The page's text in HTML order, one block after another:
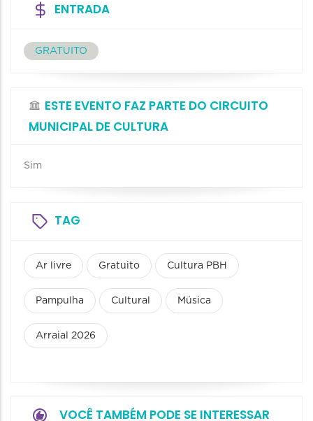
ENTRADA
GRATUITO
ESTE EVENTO FAZ PARTE DO CIRCUITO
MUNICIPAL DE CULTURA
Sim
TAG
Ar livre Gratuito Cultura PBH
Pampulha Cultural Música
Arraial 2026
VOCÊ TAMBÉM PODE SE INTERESSAR